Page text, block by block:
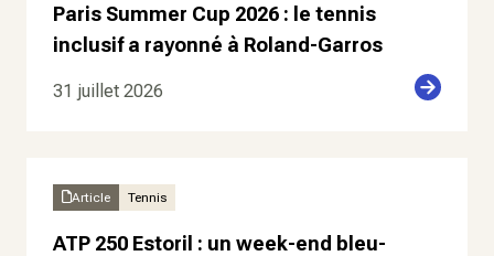
Paris Summer Cup 2026 : le tennis
inclusif a rayonné à Roland-Garros
31 juillet 2026
Article Tennis
ATP 250 Estoril : un week-end bleu-